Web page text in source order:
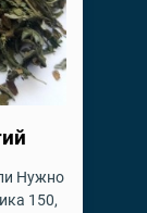
Нужно
150,